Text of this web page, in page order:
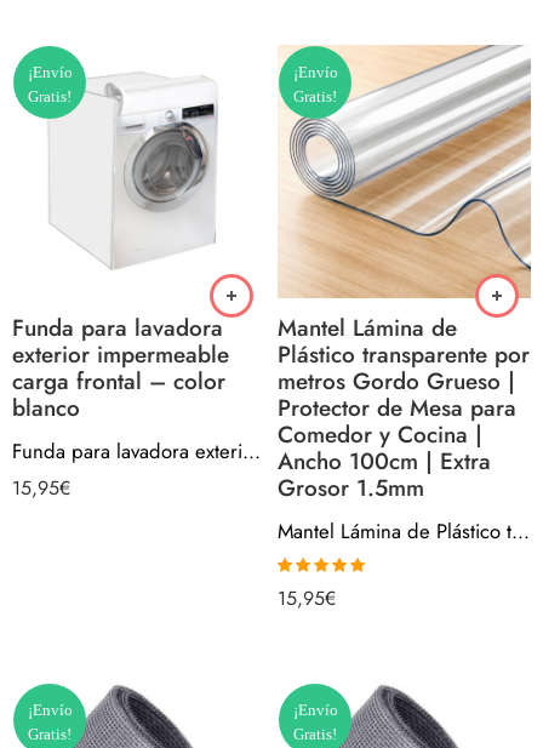
¡Envío
Gratis!
Funda para lavadora
exterior impermeable
carga frontal – color
blanco
Funda para lavadora exterior impermeable carga frontal – color blanco
15,95€
¡Envío
Gratis!
Mantel Lámina de
Plástico transparente por
metros Gordo Grueso |
Protector de Mesa para
Comedor y Cocina |
Ancho 100cm | Extra
Grosor 1.5mm
Mantel Lámina de Plástico transparente por metros Gordo Grueso | Protector de Mesa para Comedor y Cocina | Ancho 100cm | Extra Grosor 1.5mm
Valorado con
5.00de 5
15,95€
¡Envío
Gratis!
¡Envío
Gratis!